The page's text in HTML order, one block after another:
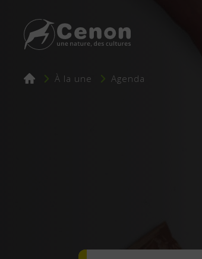
Fil
À la une Agenda